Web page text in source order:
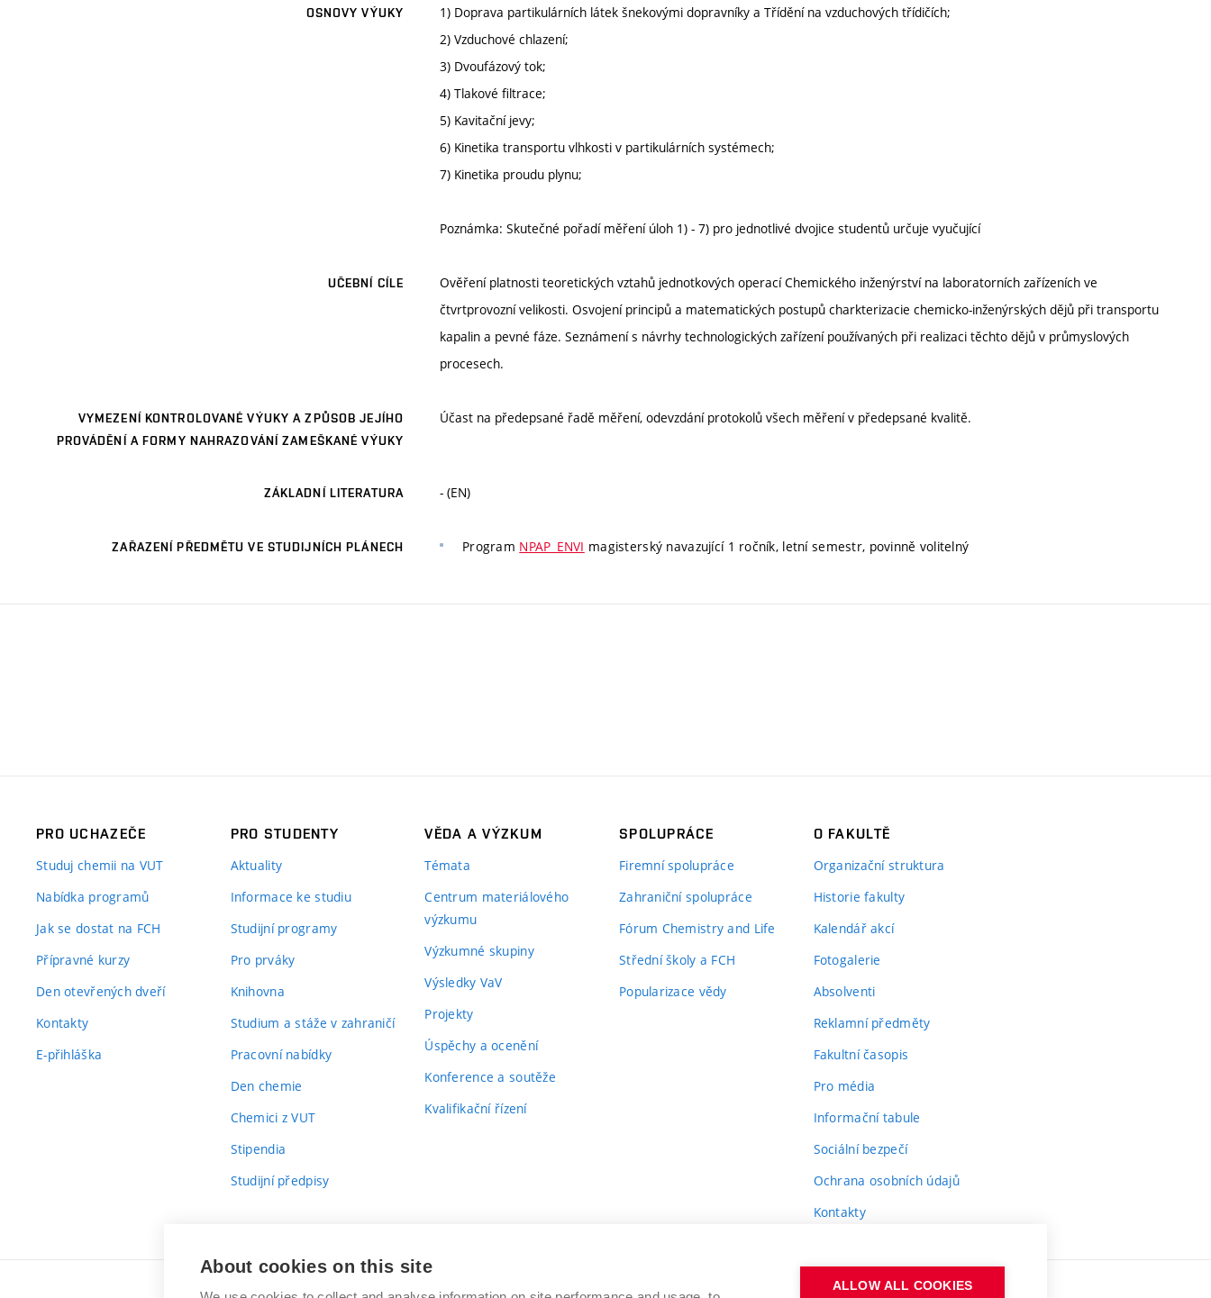
OSNOVY VÝUKY
1) Doprava partikulárních látek šnekovými dopravníky a Třídění na vzduchových třídičích;
2) Vzduchové chlazení;
3) Dvoufázový tok;
4) Tlakové filtrace;
5) Kavitační jevy;
6) Kinetika transportu vlhkosti v partikulárních systémech;
7) Kinetika proudu plynu;
Poznámka: Skutečné pořadí měření úloh 1) - 7) pro jednotlivé dvojice studentů určuje vyučující
UČEBNÍ CÍLE
Ověření platnosti teoretických vztahů jednotkových operací Chemického inženýrství na laboratorních zařízeních ve
čtvrtprovozní velikosti. Osvojení principů a matematických postupů charkterizacie chemicko-inženýrských dějů při transportu
kapalin a pevné fáze. Seznámení s návrhy technologických zařízení používaných při realizaci těchto dějů v průmyslových
procesech.
VYMEZENÍ KONTROLOVANÉ VÝUKY A ZPŮSOB JEJÍHO
PROVÁDĚNÍ A FORMY NAHRAZOVÁNÍ ZAMEŠKANÉ VÝUKY
Účast na předepsané řadě měření, odevzdání protokolů všech měření v předepsané kvalitě.
ZÁKLADNÍ LITERATURA - (EN)
ZAŘAZENÍ PŘEDMĚTU VE STUDIJNÍCH PLÁNECH Program NPAP_ENVI magisterský navazující 1 ročník, letní semestr, povinně volitelný
PRO UCHAZEČE
Studuj chemii na VUT
Nabídka programů
Jak se dostat na FCH
Přípravné kurzy
Den otevřených dveří
Kontakty
E-přihláška
PRO STUDENTY
Aktuality
Informace ke studiu
Studijní programy
Pro prváky
Knihovna
Studium a stáže v zahraničí
Pracovní nabídky
Den chemie
Chemici z VUT
Stipendia
Studijní předpisy
VĚDA A VÝZKUM
Témata
Centrum materiálového
výzkumu
Výzkumné skupiny
Výsledky VaV
Projekty
Úspěchy a ocenění
Konference a soutěže
Kvalifikační řízení
SPOLUPRÁCE
Firemní spolupráce
Zahraniční spolupráce
Fórum Chemistry and Life
Střední školy a FCH
Popularizace vědy
O FAKULTĚ
Organizační struktura
Historie fakulty
Kalendář akcí
Fotogalerie
Absolventi
Reklamní předměty
Fakultní časopis
Pro média
Informační tabule
Sociální bezpečí
Ochrana osobních údajů
Kontakty
About cookies on this site
ALLOW ALL COOKIES